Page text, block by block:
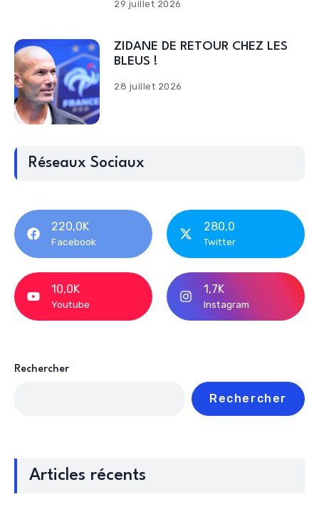
29 juillet 2026
ZIDANE DE RETOUR CHEZ LES
BLEUS !
28 juillet 2026
Réseaux Sociaux
220,0K
Facebook
280,0
Twitter
10,0K
Youtube
1,7K
Instagram
Rechercher
Rechercher
Articles récents